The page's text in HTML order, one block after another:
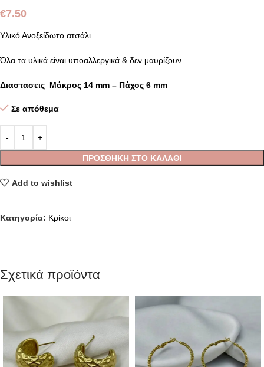
€7.50
Υλικό Ανοξείδωτο ατσάλι
Όλα τα υλικά είναι υποαλλεργικά & δεν μαυρίζουν
Διαστασεις Μάκρος 14 mm – Πάχος 6 mm
Σε απόθεμα
ΠΡΟΣΘΉΚΗ ΣΤΟ ΚΑΛΆΘΙ
Add to wishlist
Κατηγορία: Κρίκοι
Σχετικά προϊόντα